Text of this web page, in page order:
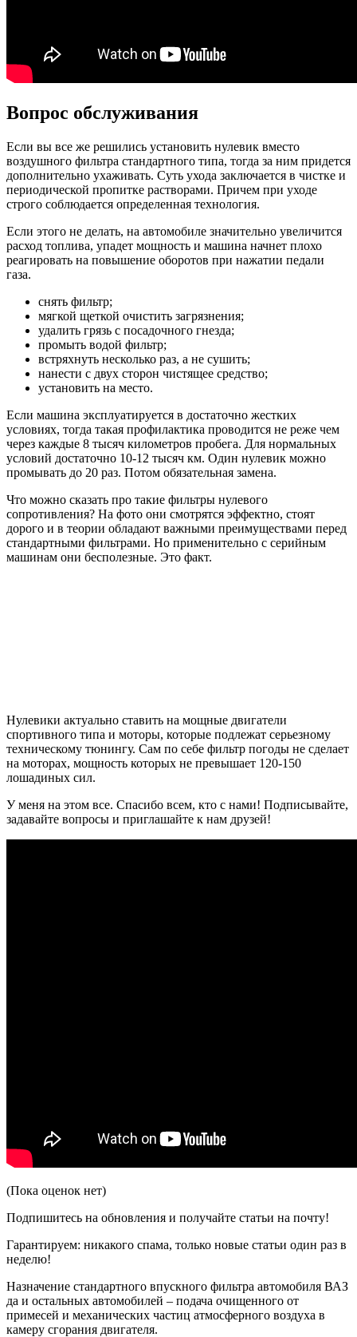
Вопрос обслуживания
Если вы все же решились установить нулевик вместо
воздушного фильтра стандартного типа, тогда за ним придется
дополнительно ухаживать. Суть ухода заключается в чистке и
периодической пропитке растворами. Причем при уходе
строго соблюдается определенная технология.
Если этого не делать, на автомобиле значительно увеличится
расход топлива, упадет мощность и машина начнет плохо
реагировать на повышение оборотов при нажатии педали
газа.
снять фильтр;
мягкой щеткой очистить загрязнения;
удалить грязь с посадочного гнезда;
промыть водой фильтр;
встряхнуть несколько раз, а не сушить;
нанести с двух сторон чистящее средство;
установить на место.
Если машина эксплуатируется в достаточно жестких
условиях, тогда такая профилактика проводится не реже чем
через каждые 8 тысяч километров пробега. Для нормальных
условий достаточно 10-12 тысяч км. Один нулевик можно
промывать до 20 раз. Потом обязательная замена.
Что можно сказать про такие фильтры нулевого
сопротивления? На фото они смотрятся эффектно, стоят
дорого и в теории обладают важными преимуществами перед
стандартными фильтрами. Но применительно с серийным
машинам они бесполезные. Это факт.
Нулевики актуально ставить на мощные двигатели
спортивного типа и моторы, которые подлежат серьезному
техническому тюнингу. Сам по себе фильтр погоды не сделает
на моторах, мощность которых не превышает 120-150
лошадиных сил.
У меня на этом все. Спасибо всем, кто с нами! Подписывайте,
задавайте вопросы и приглашайте к нам друзей!
(Пока оценок нет)
Подпишитесь на обновления и получайте статьи на почту!
Гарантируем: никакого спама, только новые статьи один раз в
неделю!
Назначение стандартного впускного фильтра автомобиля ВАЗ
да и остальных автомобилей – подача очищенного от
примесей и механических частиц атмосферного воздуха в
камеру сгорания двигателя.